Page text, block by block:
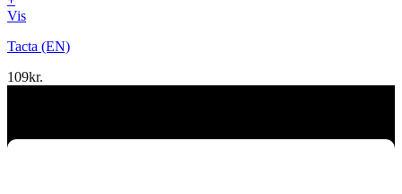
Vis
Tacta (EN)
109kr.